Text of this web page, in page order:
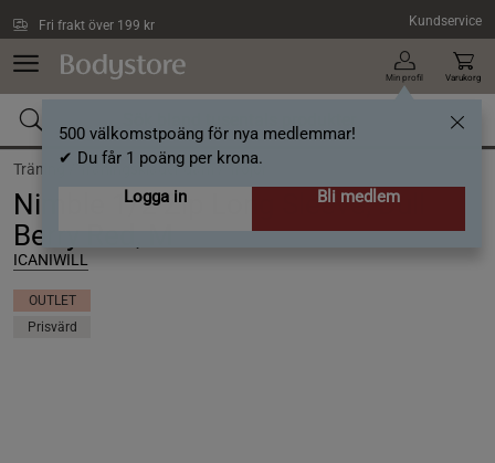
Fri frakt över 199 kr Kundservice
Min profil
500 välkomstpoäng för nya medlemmar!
✔ Du får 1 poäng per krona.
Logga in
Bli medlem
Varukorg
Träning / Träningskläder dam /Tröjor
Nimble 1/2 Zip Long Sleeve, Dull
Berry Red, M
ICANIWILL
OUTLET
Prisvärd